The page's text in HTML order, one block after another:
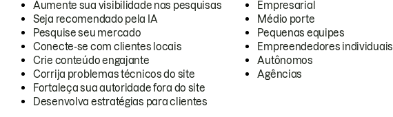
Aumente sua visibilidade nas pesquisas
Seja recomendado pela IA
Pesquise seu mercado
Conecte-se com clientes locais
Crie conteúdo engajante
Corrija problemas técnicos do site
Fortaleça sua autoridade fora do site
Desenvolva estratégias para clientes
Empresarial
Médio porte
Pequenas equipes
Empreendedores individuais
Autônomos
Agências